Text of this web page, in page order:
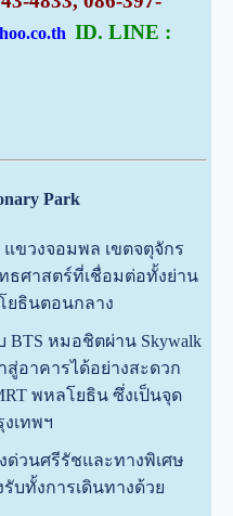
ID. LINE :
Park
ขวงจอมพล เขตจตุจักร
ธศาสตร์ที่เชื่อมต่อทั้งย่าน
ยธินตอนกลาง
หมอชิตผ่าน Skywalk
สู่อาคารได้อย่างสะดวก
พหลโยธิน ซึ่งเป็นจุด
เทพฯ
ด่วนศรีรัชและทางพิเศษ
บทั้งการเดินทางด้วย